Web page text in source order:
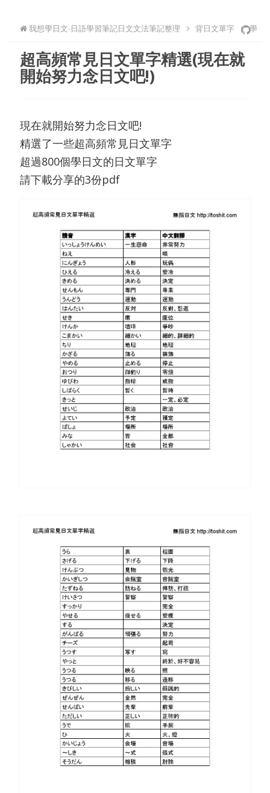
我想學日文-日語學習筆記日文文法筆記整理 背日文單字 學
日文pdf
超高頻常見日文單字精選(現在就
開始努力念日文吧!)
現在就開始努力念日文吧!
精選了一些超高頻常見日文單字
超過800個學日文的日文單字
請下載分享的3份pdf